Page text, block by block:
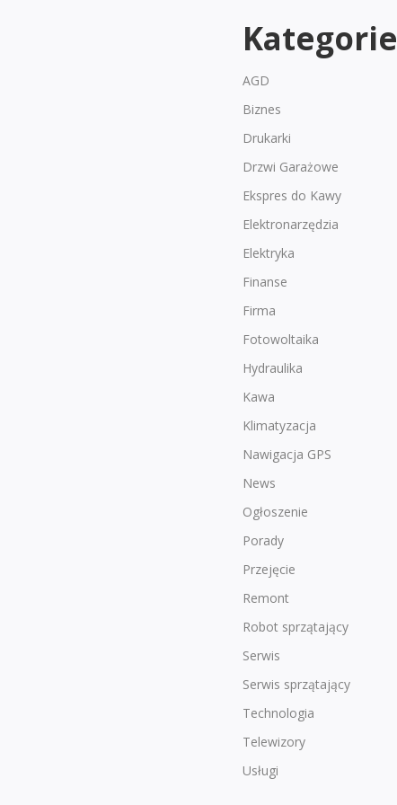
Kategorie
AGD
Biznes
Drukarki
Drzwi Garażowe
Ekspres do Kawy
Elektronarzędzia
Elektryka
Finanse
Firma
Fotowoltaika
Hydraulika
Kawa
Klimatyzacja
Nawigacja GPS
News
Ogłoszenie
Porady
Przejęcie
Remont
Robot sprzątający
Serwis
Serwis sprzątający
Technologia
Telewizory
Usługi